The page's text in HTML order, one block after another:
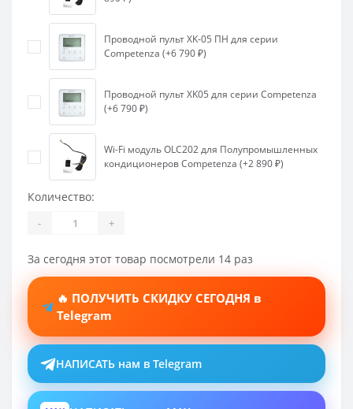
Проводной пульт XK-05 ПН для серии
Competenza (+6 790 ₽)
Проводной пульт XK05 для серии Competenza
(+6 790 ₽)
Wi-Fi модуль OLC202 для Полупромышленных
кондиционеров Competenza (+2 890 ₽)
Количество:
- +
За сегодня этот товар посмотрели 14 раз
🔥 ПОЛУЧИТЬ СКИДКУ СЕГОДНЯ в
Telegram
НАПИСАТЬ нам в Telegram